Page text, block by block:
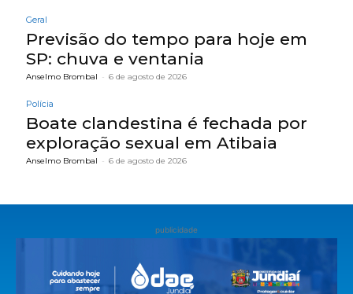
Geral
Previsão do tempo para hoje em
SP: chuva e ventania
Anselmo Brombal - 6 de agosto de 2026
Polícia
Boate clandestina é fechada por
exploração sexual em Atibaia
Anselmo Brombal - 6 de agosto de 2026
publicidade